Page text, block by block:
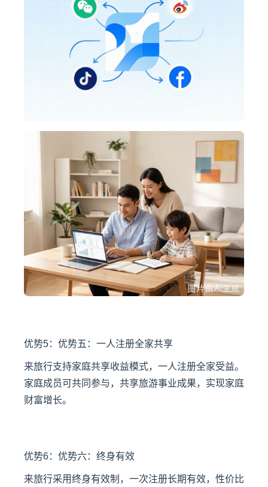
优势5：优势五：一人注册全家共享
来旅行支持家庭共享收益模式，一人注册全家受益。
家庭成员可共同参与，共享旅游事业成果，实现家庭
财富增长。
优势6：优势六：终身有效
来旅行采用终身有效制，一次注册长期有效，性价比